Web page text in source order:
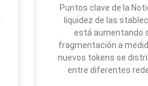
Puntos clave de la
liquidez de las
está aumentando
fragmentación a
nuevos tokens se
entre diferentes